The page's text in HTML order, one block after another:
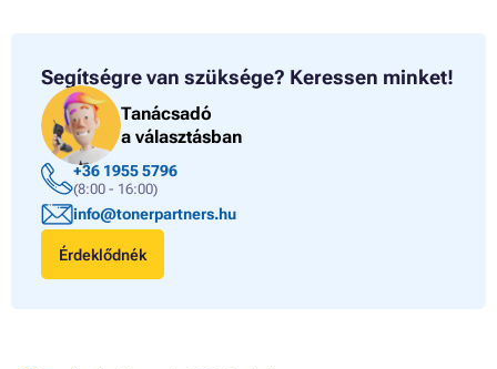
Segítségre van szüksége? Keressen minket!
Tanácsadó
a választásban
+36 1955 5796
(8:00 - 16:00)
info@tonerpartners.hu
Érdeklődnék